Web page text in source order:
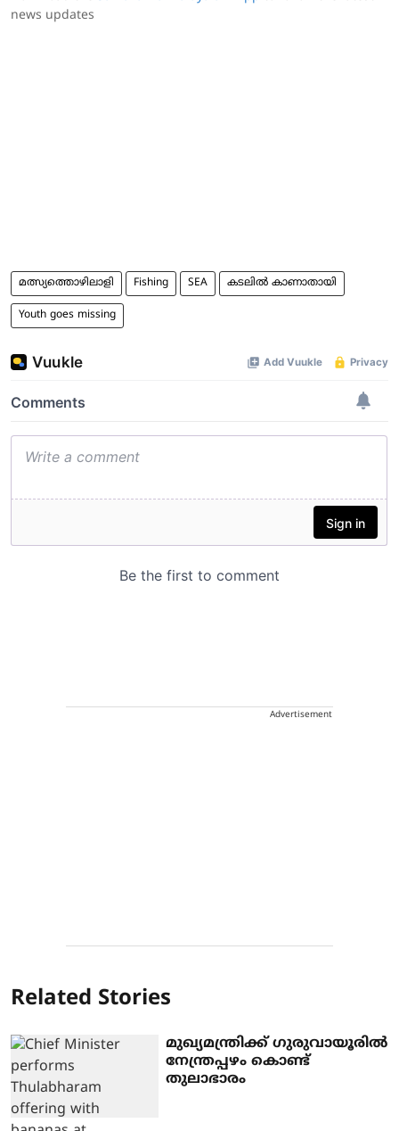
news updates
മത്സ്യത്തൊഴിലാളി Fishing SEA കടലിൽ കാണാതായി
Youth goes missing
Advertisement
Related Stories
മുഖ്യമന്ത്രിക്ക് ഗുരുവായൂരില്‍
നേന്ത്രപ്പഴം കൊണ്ട്
തുലാഭാരം